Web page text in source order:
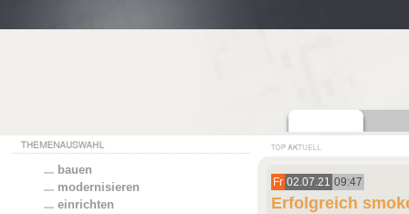
bauen
modernisieren
einrichten
Fr 02.07.21 09:47
Erfolgreich